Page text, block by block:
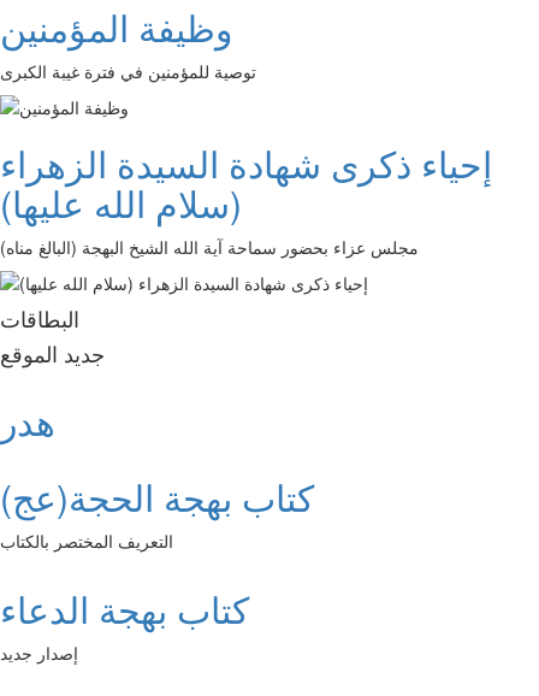
وظيفة المؤمنين
توصية للمؤمنين في فترة غيبة الكبرى
إحياء ذكرى شهادة السيدة الزهراء
(سلام الله عليها)
مجلس عزاء بحضور سماحة آية الله الشيخ البهجة (البالغ مناه)
البطاقات
جديد الموقع
هدر
كتاب بهجة الحجة(عج)
التعريف المختصر بالكتاب
كتاب بهجة الدعاء
إصدار جديد